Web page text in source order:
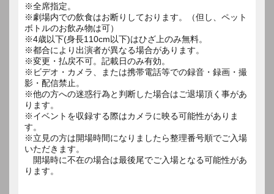
※全席指定。
※劇場内での飲食はお断りしております。（但し、ペット
ボトルのお飲み物は可）
※4歳以下(身長110cm以下)はひざ上のみ無料。
※都合により出演者が異なる場合があります。
※変更・払戻不可。記載日のみ有効。
※ビデオ・カメラ、または携帯電話等での録音・録画・撮
影・配信禁止。
※他の方への迷惑行為と判断した場合はご退場頂く事があ
ります。
※イベントを収録する際はカメラに映る可能性がありま
す。
※立見の方は開場時間になりましたら整理番号順でご入場
いただきます。
開場時に不在の場合は最後尾でご入場となる可能性があ
ります。